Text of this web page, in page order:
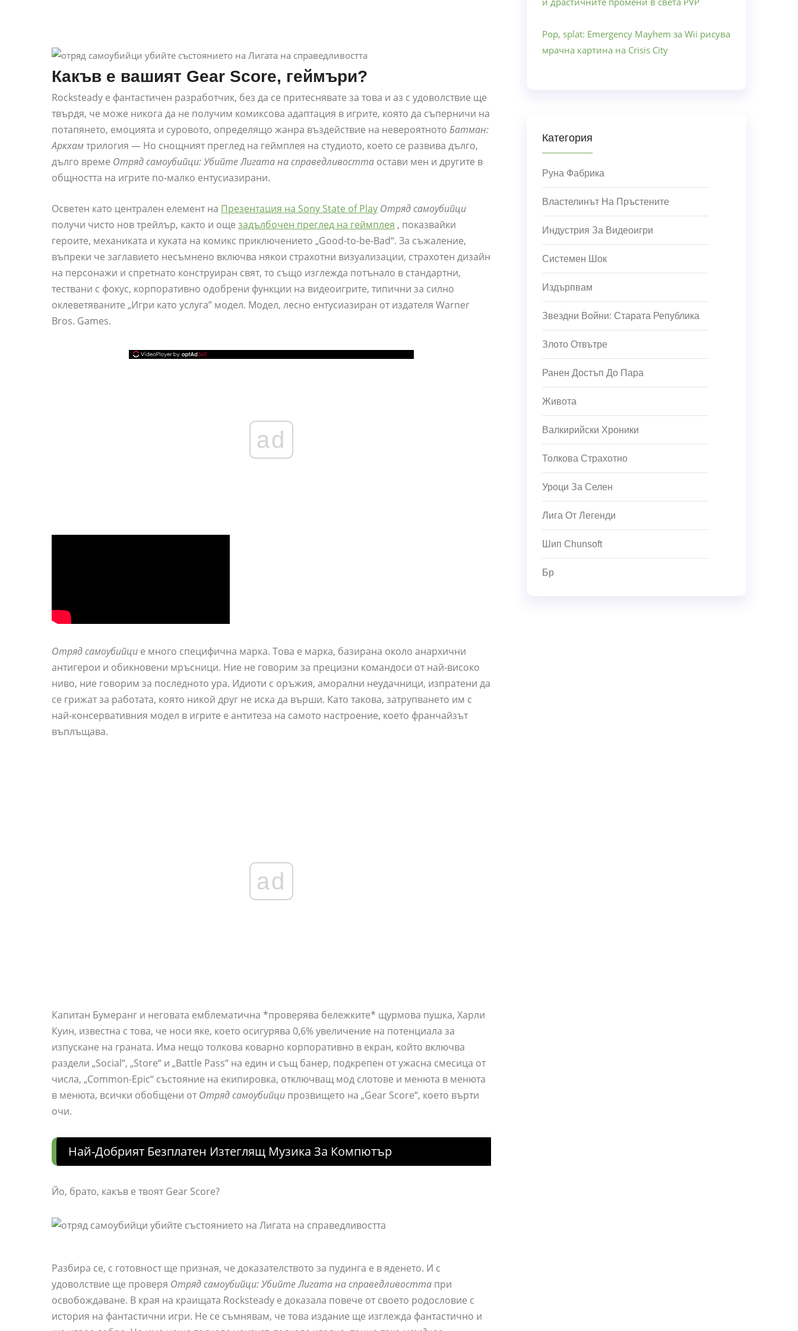
Какъв е вашият Gear Score, геймъри?
Rocksteady е фантастичен разработчик, без да се притеснявате за това и аз с удоволствие ще
твърдя, че може никога да не получим комиксова адаптация в игрите, която да съперничи на
потапянето, емоцията и суровото, определящо жанра въздействие на невероятното Батман:
Аркхамтрилогия — Но снощният преглед на геймплея на студиото, което се развива дълго,
дълго време Отряд самоубийци: Убийте Лигата на справедливостта остави мен и другите в
общността на игрите по-малко ентусиазирани.
Осветен като централен елемент на Презентация на Sony State of Play Отряд самоубийци
получи чисто нов трейлър, както и още задълбочен преглед на геймплея , показвайки
героите, механиката и куката на комикс приключението „Good-to-be-Bad“. За съжаление,
въпреки че заглавието несъмнено включва някои страхотни визуализации, страхотен дизайн
на персонажи и спретнато конструиран свят, то също изглежда потънало в стандартни,
тествани с фокус, корпоративно одобрени функции на видеоигрите, типични за силно
оклеветяваните „Игри като услуга” модел. Модел, лесно ентусиазиран от издателя Warner
Bros. Games.
ad
Отряд самоубийци е много специфична марка. Това е марка, базирана около анархични
антигерои и обикновени мръсници. Ние не говорим за прецизни командоси от най-високо
ниво, ние говорим за последното ура. Идиоти с оръжия, аморални неудачници, изпратени да
се грижат за работата, която никой друг не иска да върши. Като такова, затрупването им с
най-консервативния модел в игрите е антитеза на самото настроение, което франчайзът
въплъщава.
ad
Капитан Бумеранг и неговата емблематична *проверява бележките* щурмова пушка, Харли
Куин, известна с това, че носи яке, което осигурява 0,6% увеличение на потенциала за
изпускане на граната. Има нещо толкова коварно корпоративно в екран, който включва
раздели „Social“, „Store“ и „Battle Pass“ на един и същ банер, подкрепен от ужасна смесица от
числа, „Common-Epic“ състояние на екипировка, отключващ мод слотове и менюта в менюта
в менюта, всички обобщени от Отряд самоубийци прозвището на „Gear Score“, което върти
очи.
Най-Добрият Безплатен Изтеглящ Музика За Компютър
Йо, брато, какъв е твоят Gear Score?
Разбира се, с готовност ще призная, че доказателството за пудинга е в яденето. И с
удоволствие ще проверя Отряд самоубийци: Убийте Лигата на справедливостта при
освобождаване. В края на краищата Rocksteady е доказала повече от своето родословие с
история на фантастични игри. Не се съмнявам, че това издание ще изглежда фантастично и
Pop, splat: Emergency Mayhem за Wii рисува
мрачна картина на Crisis City
Категория
Руна Фабрика
Властелинът На Пръстените
Индустрия За Видеоигри
Системен Шок
Издърпвам
Звездни Войни: Старата Република
Злото Отвътре
Ранен Достъп До Пара
Живота
Валкирийски Хроники
Толкова Страхотно
Уроци За Селен
Лига От Легенди
Шип Chunsoft
Бр